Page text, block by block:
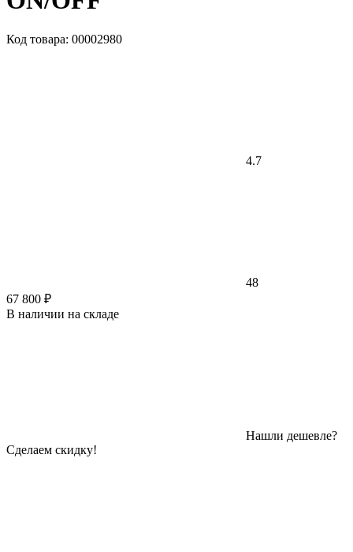
Код товара: 00002980
4.7
48
67 800 ₽
В наличии на складе
Нашли дешевле?
Сделаем скидку!